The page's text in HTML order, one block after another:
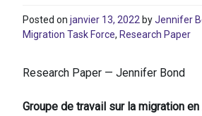
Posted on janvier 13, 2022 byJennifer
Migration Task Force, Research Paper
Research Paper — Jennifer Bond
Groupe de travail sur la migration